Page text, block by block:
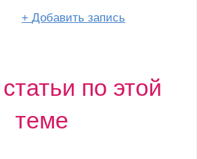
+Добавить запись
по этой
теме